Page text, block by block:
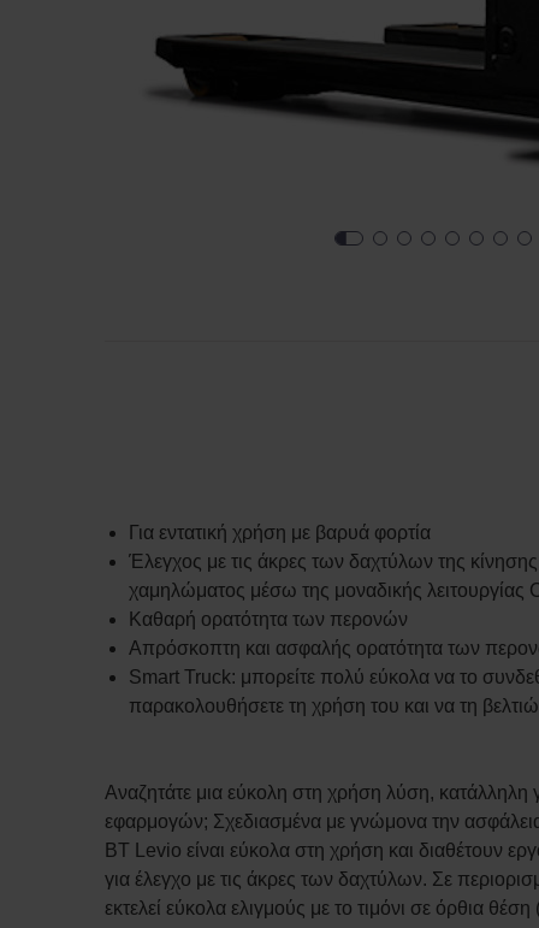
Για εντατική χρήση με βαρυά φορτία
Έλεγχος με τις άκρες των δαχτύλων της
χαμηλώματος μέσω της μοναδικής λειτουργίας
Καθαρή ορατότητα των περονών
Απρόσκοπτη και ασφαλής ορατότητα των
Smart Truck: μπορείτε πολύ εύκολα να το
παρακολουθήσετε τη χρήση του και να τη
Αναζητάτε μια εύκολη στη χρήση λύση, κατάλληλη
εφαρμογών; Σχεδιασμένα με γνώμονα την
BT Levio είναι εύκολα στη χρήση και διαθέτουν
για έλεγχο με τις άκρες των δαχτύλων. Σε
εκτελεί εύκολα ελιγμούς με το τιμόνι σε όρθια